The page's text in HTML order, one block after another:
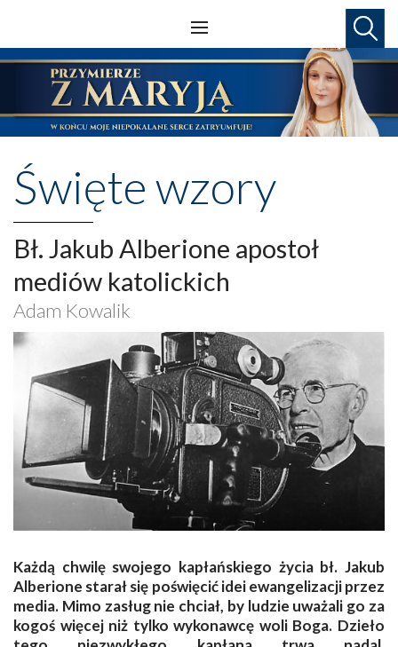
Święte wzory
Bł. Jakub Alberione apostoł
mediów katolickich
Adam Kowalik
Każdą chwilę swojego kapłańskiego życia bł. Jakub
Alberione starał się poświęcić idei ewangelizacji przez
media. Mimo zasług nie chciał, by ludzie uważali go za
kogoś więcej niż tylko wykonawcę woli Boga. Dzieło